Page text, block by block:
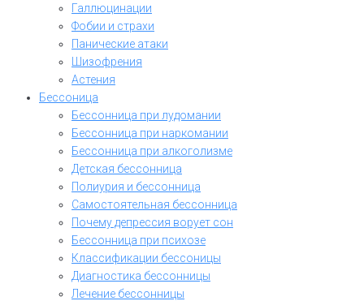
Галлюцинации
Фобии и страхи
Панические атаки
Шизофрения
Астения
Бессоница
Бессонница при лудомании
Бессонница при наркомании
Бессонница при алкоголизме
Детская бессонница
Полиурия и бессонница
Самостоятельная бессонница
Почему депрессия ворует сон
Бессонница при психозе
Классификации бессоницы
Диагностика бессонницы
Лечение бессонницы